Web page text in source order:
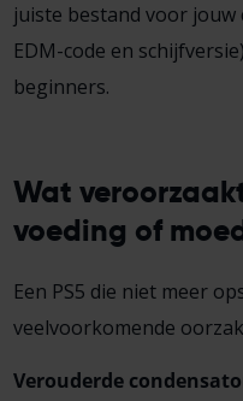
juiste bestand voor jouw
EDM-code en
beginners.
Wat
voeding of
Een PS5 die niet meer
veelvoorkomende
Verouderde